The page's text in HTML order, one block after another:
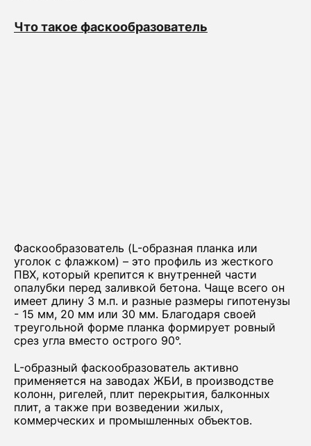
Что такое фаскообразователь
Фаскообразователь (L-образная планка или
уголок с флажком) – это профиль из жесткого
ПВХ, который крепится к внутренней части
опалубки перед заливкой бетона. Чаще всего он
имеет длину 3 м.п. и разные размеры гипотенузы
- 15 мм, 20 мм или 30 мм. Благодаря своей
треугольной форме планка формирует ровный
срез угла вместо острого 90°.
L-образный фаскообразователь активно
применяется на заводах ЖБИ, в производстве
колонн, ригелей, плит перекрытия, балконных
плит, а также при возведении жилых,
коммерческих и промышленных объектов.